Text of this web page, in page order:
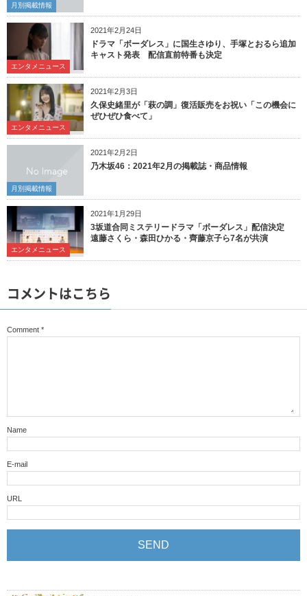
月別掲載情報
2021年2月24日
エンタメニュース
ドラマ「ボーダレス」に国生さゆり、手塚とおるら追加
キャスト発表 配信直前特番も決定
2021年2月3日
エンタメニュース
久保史緒里が「萩の調」復活販売をお祝い「この機会に
ぜひぜひ食べて」
2021年2月2日
月別掲載情報
乃木坂46：2021年2月の掲載誌・商品情報
2021年1月29日
エンタメニュース
3坂道合同ミステリードラマ「ボーダレス」配信決定
遠藤さくら・森田ひかる・齊藤京子ら7名が共演
コメントはこちら
Comment *
Name
E-mail
URL